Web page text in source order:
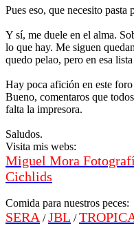
Pues eso, que necesito pasta
Y sí, me duele en el alma.
lo que hay. Me siguen
quedo pelao, pero en esa
Hay poca afición en este
Bueno, comentaros que
falta la impresora.
Saludos.
Visita mis webs:
Miguel Mora
Cichlids
Comida para nuestros peces:
SERA /JBL /